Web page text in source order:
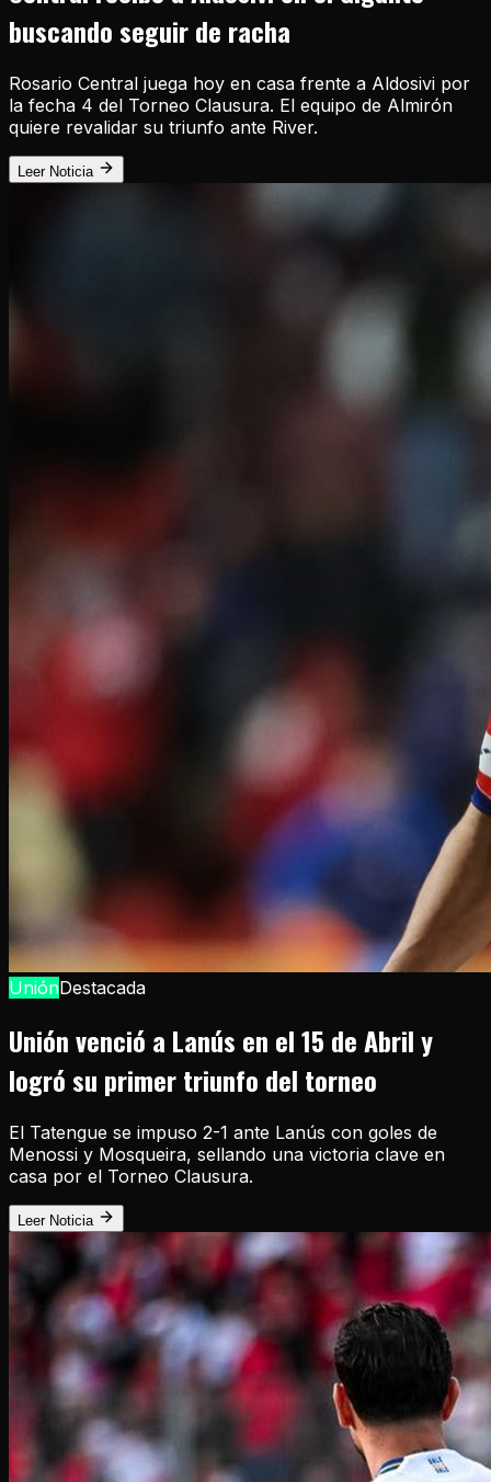
buscando seguir de racha
Rosario Central juega hoy en casa frente a Aldosivi por
la fecha 4 del Torneo Clausura. El equipo de Almirón
quiere revalidar su triunfo ante River.
Leer Noticia
UniónDestacada
Unión venció a Lanús en el 15 de Abril y
logró su primer triunfo del torneo
El Tatengue se impuso 2-1 ante Lanús con goles de
Menossi y Mosqueira, sellando una victoria clave en
casa por el Torneo Clausura.
Leer Noticia